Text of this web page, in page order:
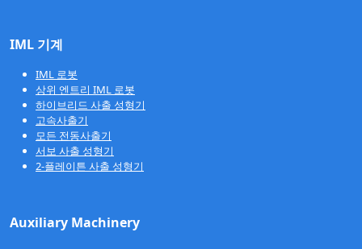
IML 기계
IML 로봇
상위 엔트리 IML 로봇
하이브리드 사출 성형기
고속사출기
모든 전동사출기
서보 사출 성형기
2-플레이튼 사출 성형기
Auxiliary Machinery